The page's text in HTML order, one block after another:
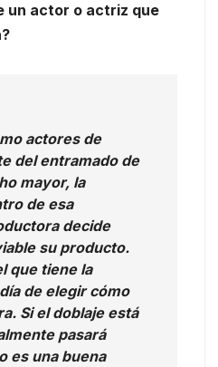
un actor o actriz que
actores de
del entramado de
mayor, la
de esa
decide
su producto.
que tiene la
de elegir cómo
Si el doblaje está
pasará
es una buena